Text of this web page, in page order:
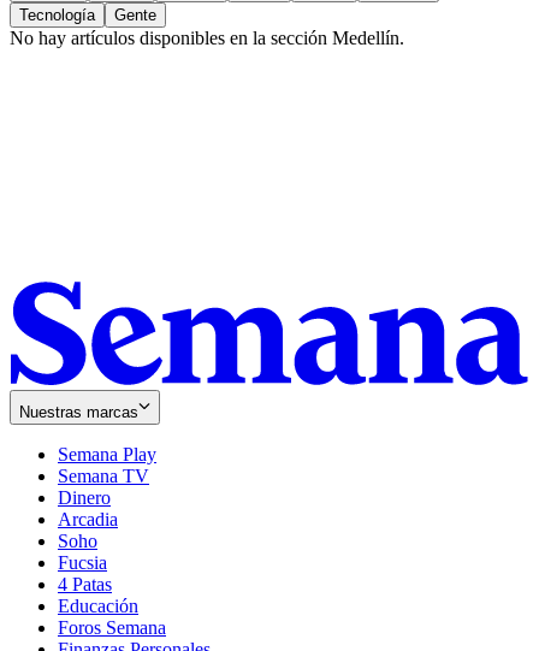
Tecnología
Gente
No hay artículos disponibles en la sección Medellín.
Nuestras marcas
Semana Play
Semana TV
Dinero
Arcadia
Soho
in
new
window
Fucsia
in
new
window
4 Patas
Educación
Foros Semana